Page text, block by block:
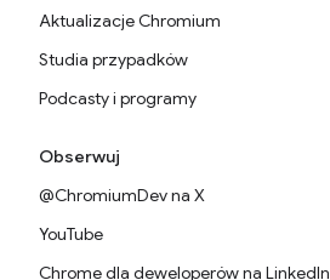
Aktualizacje Chromium
Studia przypadków
Podcasty i programy
Obserwuj
@ChromiumDev na X
YouTube
Chrome dla deweloperów na LinkedIn